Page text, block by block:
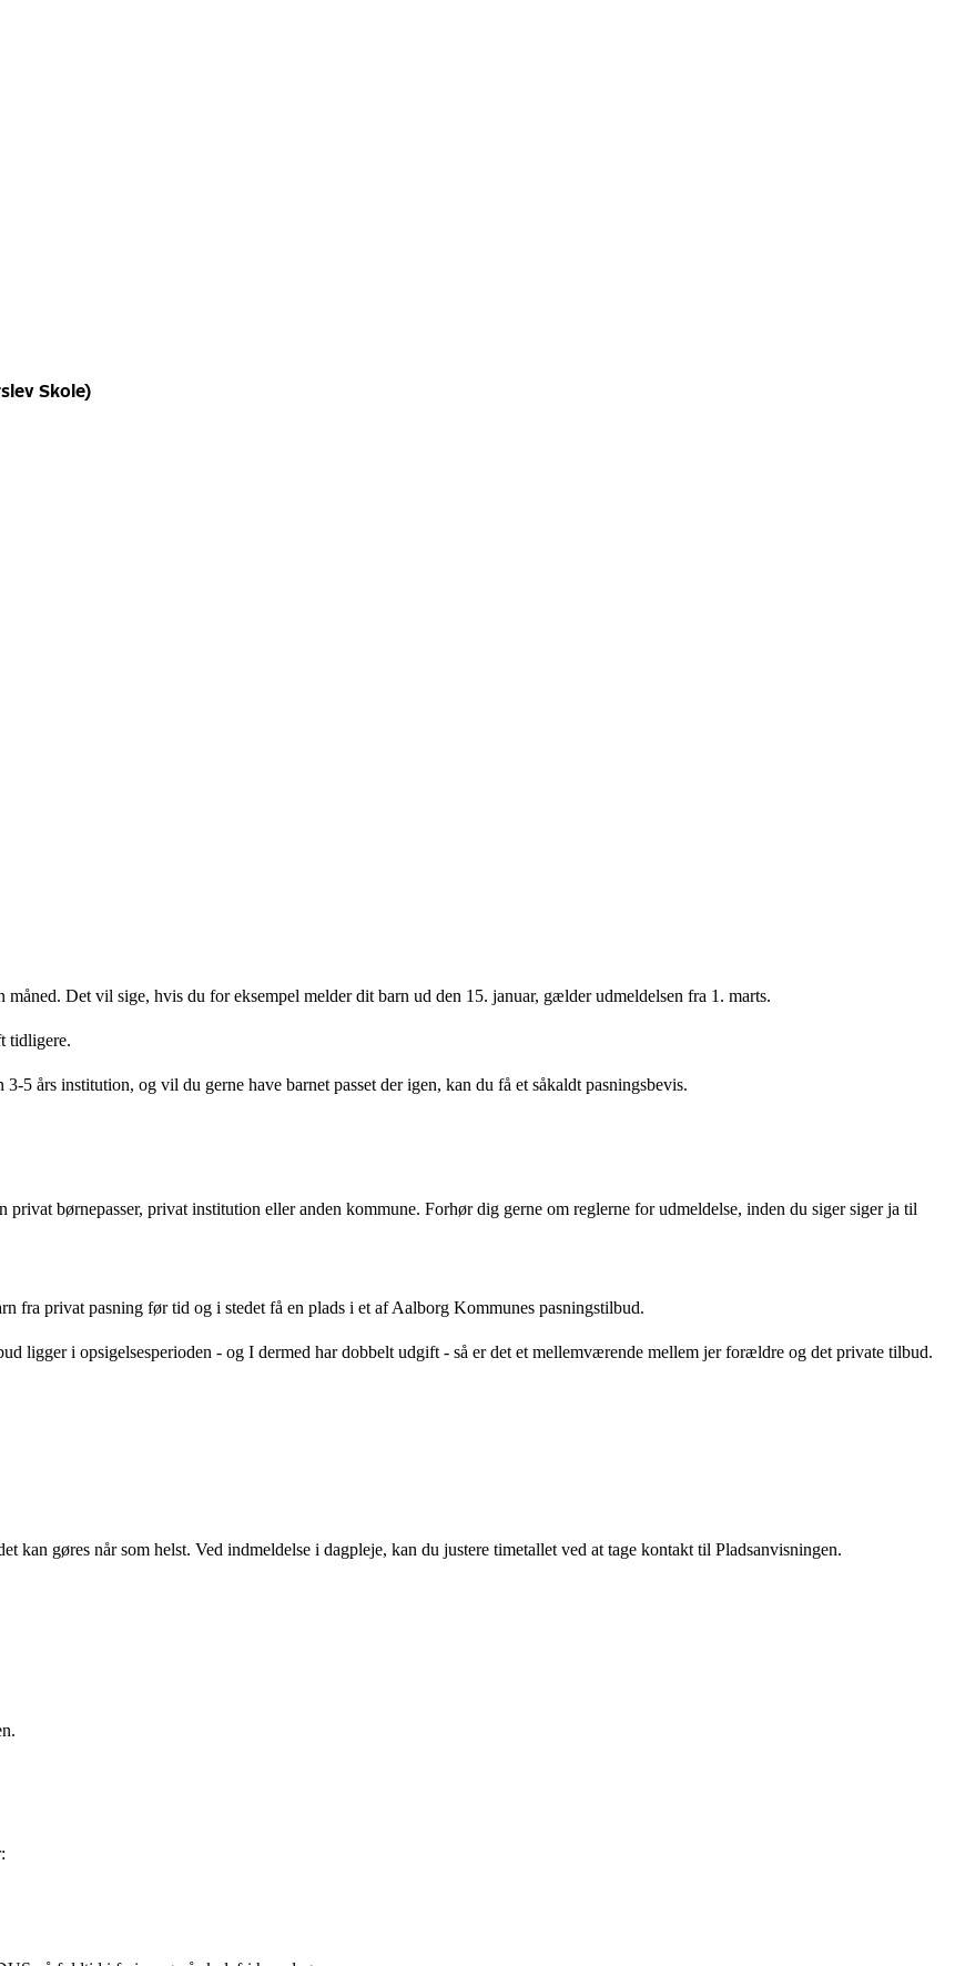
Skole)
Det vil sige, hvis du for eksempel melder dit barn ud den 15. januar, gælder udmeldelsen fra 1. marts.
tidligere.
års institution, og vil du gerne have barnet passet der igen, kan du få et såkaldt pasningsbevis.
børnepasser, privat institution eller anden kommune. Forhør dig gerne om reglerne for udmeldelse, inden du siger siger ja til
fra privat pasning før tid og i stedet få en plads i et af Aalborg Kommunes pasningstilbud.
ligger i opsigelsesperioden - og I dermed har dobbelt udgift - så er det et mellemværende mellem jer forældre og det private tilbud.
kan gøres når som helst. Ved indmeldelse i dagpleje, kan du justere timetallet ved at tage kontakt til Pladsanvisningen.